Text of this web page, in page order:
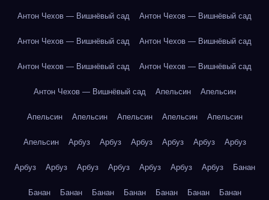
Антон Чехов — Вишнёвый сад Антон Чехов — Вишнёвый сад
Антон Чехов — Вишнёвый сад Антон Чехов — Вишнёвый сад
Антон Чехов — Вишнёвый сад Антон Чехов — Вишнёвый сад
Антон Чехов — Вишнёвый сад Апельсин Апельсин
Апельсин Апельсин Апельсин Апельсин Апельсин
Апельсин Арбуз Арбуз Арбуз Арбуз Арбуз Арбуз
Арбуз Арбуз Арбуз Арбуз Арбуз Арбуз Арбуз Банан
Банан Банан Банан Банан Банан Банан Банан